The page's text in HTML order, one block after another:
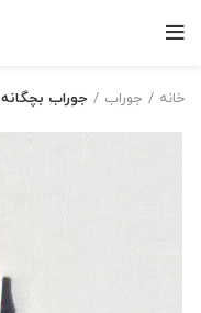
خانه جوراب جوراب بچگانه